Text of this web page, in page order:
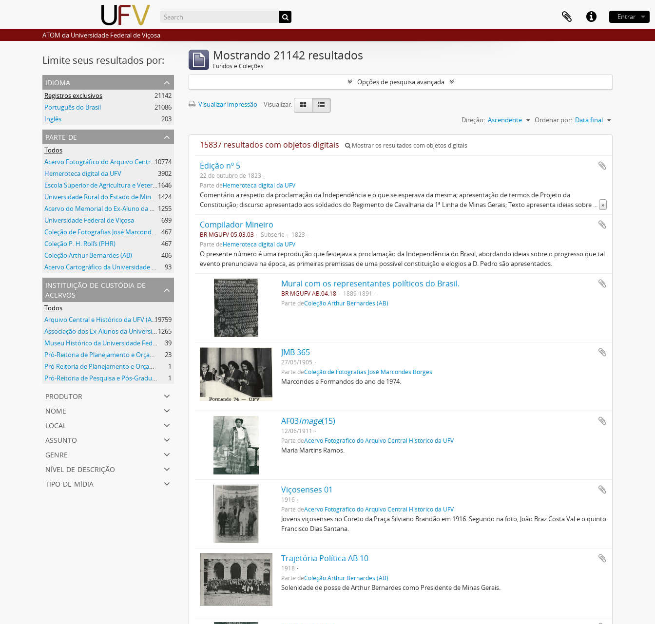
Entrar
ATOM da Universidade Federal de Viçosa
Limite seus resultados por:
idioma
Registros exclusivos
21142
Português do Brasil
21086
Inglês
203
parte de
Todos
Acervo Fotográfico do Arquivo Central Histórico da UFV10774
Hemeroteca digital da UFV
3902
Escola Superior de Agricultura e Veterinária (ESAV)1646
Universidade Rural do Estado de Minas Gerais 1424
Acervo do Memorial do Ex-Aluno da UFV 1255
Universidade Federal de Viçosa
699
Coleção de Fotografias José Marcondes Borges
467
Coleção P. H. Rolfs (PHR)
467
Coleção Arthur Bernardes (AB)
406
Acervo Cartográfico da Universidade Federal de Viçosa
93
instituição de custódia de
acervos
Todos
Arquivo Central e Histórico da UFV (ACH-UFV)19759
Associação dos Ex-Alunos da Universidade Federal de Viçosa (AEA) 1265
Museu Histórico da Universidade Federal de Viçosa
39
Pró-Reitoria de Planejamento e Orçamento
23
Pró Reitoria de Planejamento e Orçamento
1
Pró-Reitoria de Pesquisa e Pós-Graduação
1
produtor
nome
local
assunto
genre
nível de descrição
tipo de mídia
Mostrando 21142 resultados
Fundos e Coleções
Opções de pesquisa avançada
Visualizar impressão
Visualizar:
Ordenar por: Data final
Direção: Ascendente
15837 resultados com objetos digitais Mostrar os resultados com objetos digitais
Edição nº 5
22 de outubro de 1823
Parte deHemeroteca digital da UFV
Comentário a respeito da proclamação da Independência e o que se esperava da mesma; apresentação de termos de Projeto da
Constituição; discurso apresentado aos soldados do Regimento de Cavalharia da 1ª Linha de Minas Gerais; Texto apresenta ideias sobre
»
Compilador Mineiro
BR MGUFV 05.03.03 Subsérie
1823
Parte deHemeroteca digital da UFV
O presente número é uma reprodução que festejava a proclamação da Independência do Brasil, abordando ideias sobre o progresso que tal
evento prenunciava na época, as primeiras premissas de uma possível constituição e elogios a D. Pedro são apresentados.
Mural com os representantes políticos do Brasil.
BR MGUFV AB.04.18
1889-1891
Parte deColeção Arthur Bernardes (AB)
JMB 365
27/05/1905
Parte deColeção de Fotografias José Marcondes Borges
Marcondes e Formandos do ano de 1974.
AF03Image(15)
12/06/1911
Parte deAcervo Fotográfico do Arquivo Central Histórico da UFV
Maria Martins Ramos.
Viçosenses 01
1916
Parte deAcervo Fotográfico do Arquivo Central Histórico da UFV
Jovens viçosenses no Coreto da Praça Silviano Brandão em 1916. Segundo na foto, João Braz Costa Val e o quinto
Francisco Dias Santana.
Trajetória Política AB 10
1918
Parte deColeção Arthur Bernardes (AB)
Solenidade de posse de Arthur Bernardes como Presidente de Minas Gerais.